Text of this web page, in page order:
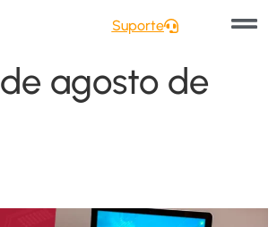
Suporte
de agosto de